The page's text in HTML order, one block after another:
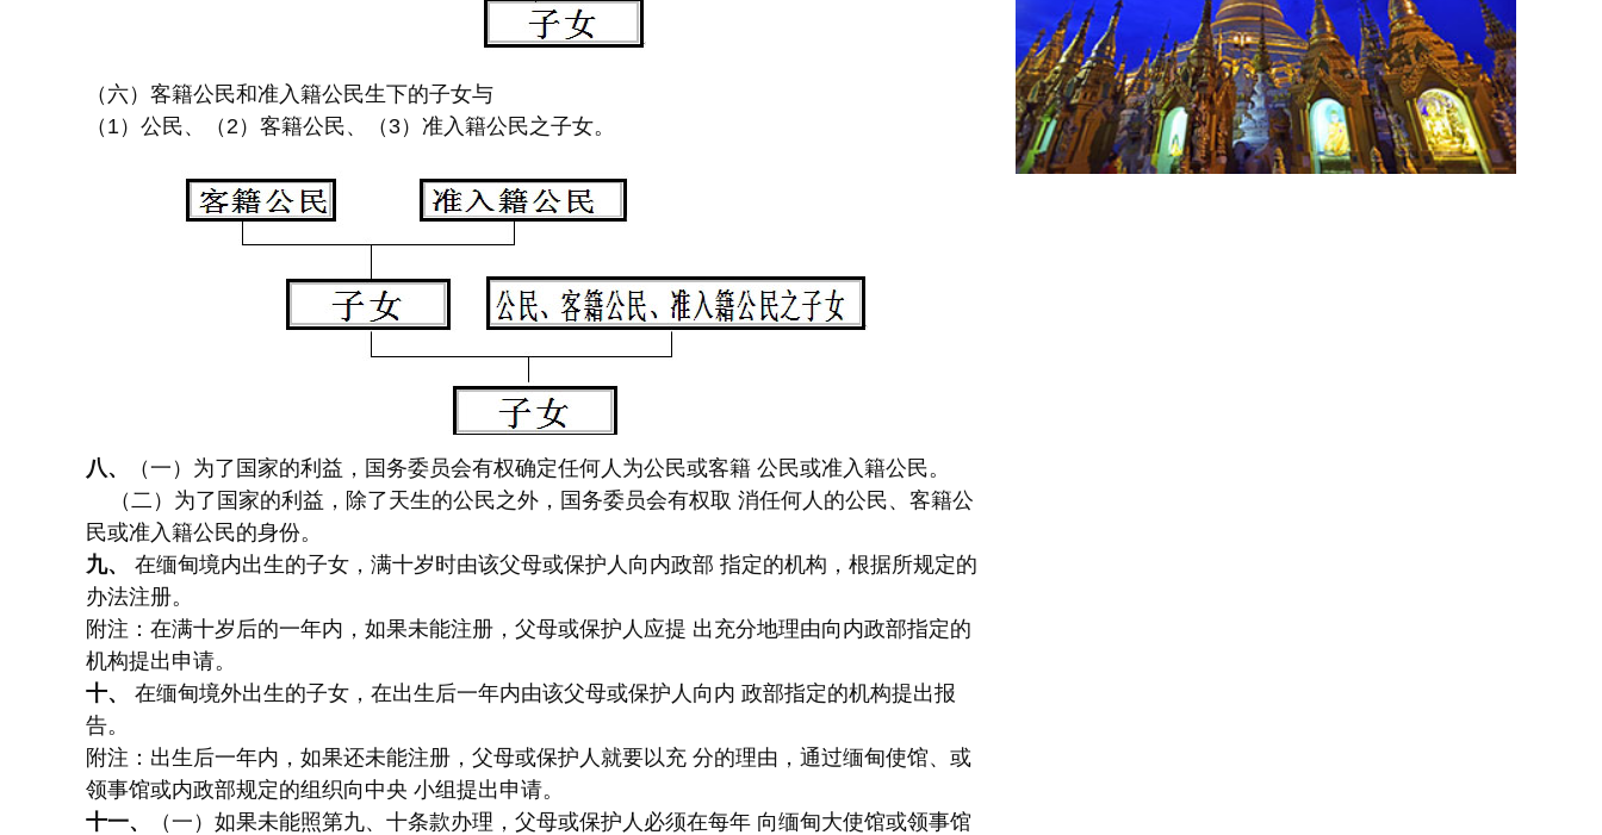
（六）客籍公民和准入籍公民生下的子女与
（1）公民、（2）客籍公民、（3）准入籍公民之子女。
八、
（一）为了国家的利益，国务委员会有权确定任何人为公民或客籍 公民或准入籍公民。
（二）为了国家的利益，除了天生的公民之外，国务委员会有权取 消任何人的公民、客籍公
民或准入籍公民的身份。
九、
在缅甸境内出生的子女，满十岁时由该父母或保护人向内政部 指定的机构，根据所规定的
办法注册。
附注：在满十岁后的一年内，如果未能注册，父母或保护人应提 出充分地理由向内政部指定的
机构提出申请。
十、
在缅甸境外出生的子女，在出生后一年内由该父母或保护人向内 政部指定的机构提出报
告。
附注：出生后一年内，如果还未能注册，父母或保护人就要以充 分的理由，通过缅甸使馆、或
领事馆或内政部规定的组织向中央 小组提出申请。
十一、
（一）如果未能照第九、十条款办理，父母或保护人必须在每年 向缅甸大使馆或领事馆